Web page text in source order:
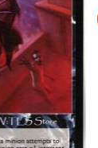
Add to
wishlist